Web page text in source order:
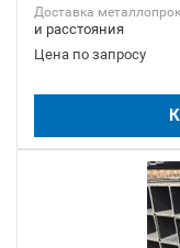
Доставка
и расстояния
Цена по запросу